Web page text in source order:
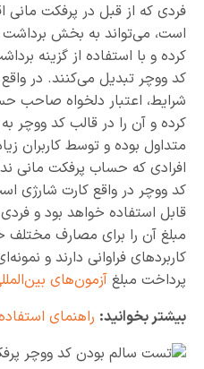
فردی که از قبل در پرفکت مانی
است، می‌تواند به بخش برداشت
کرده و با استفاده از گزینه
کد ووچر تبدیل می‌کنند. در
شرایط، اعتبار دلخواه صاحب
کرده و آن را در قالب کد ووچر
متداول بوده و توسط کاربران
افرادی که حساب پرفکت مانی
کد ووچر در واقع کارت شارژی
قابل استفاده خواهد بود و
مبلغ آن را برای مصارف
کاربردهای فراوانی دارند و
پرداخت مبلغ آزمون‌های
بیشتر بخوانید: راهنمای